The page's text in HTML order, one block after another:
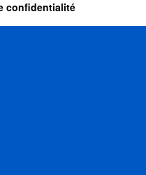
confidentialité